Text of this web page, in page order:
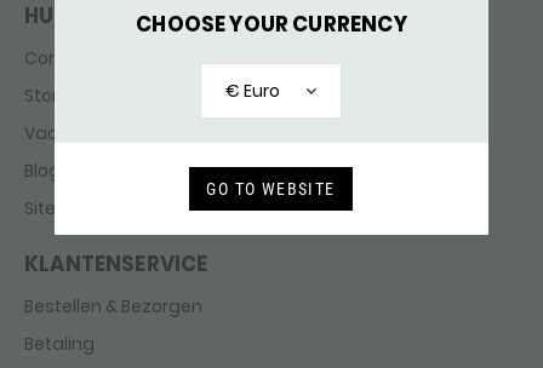
CHOOSE YOUR CURRENCY
€ Euro
GO TO WEBSITE
HULP & CONTACT
Contact
Storefinder
Vacatures
Blog
Sitemap
KLANTENSERVICE
Bestellen & Bezorgen
Betaling